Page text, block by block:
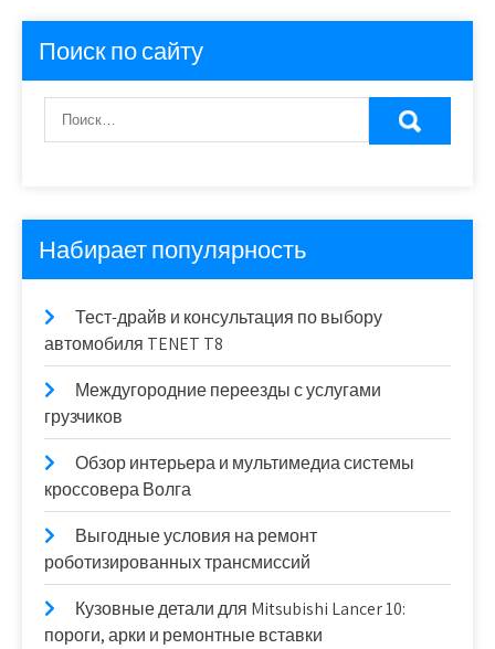
Поиск по сайту
Набирает популярность
Тест-драйв и консультация по выбору
автомобиля TENET T8
Междугородние переезды с услугами
грузчиков
Обзор интерьера и мультимедиа системы
кроссовера Волга
Выгодные условия на ремонт
роботизированных трансмиссий
Кузовные детали для Mitsubishi Lancer 10:
пороги, арки и ремонтные вставки